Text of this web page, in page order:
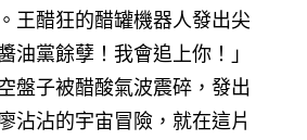
王醋狂的醋罐機器人發出尖
油黨餘孽！我會追上你！」
盤子被醋酸氣波震碎，發出
沾沾的宇宙冒險，就在這片